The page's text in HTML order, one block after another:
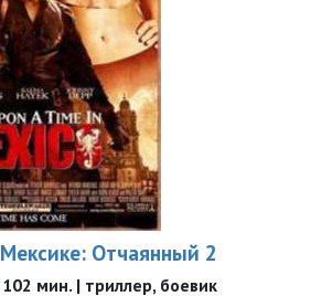
Отчаянный 2
мин. | триллер, боевик